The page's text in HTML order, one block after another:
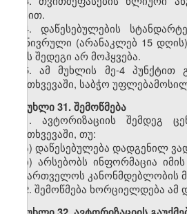
აქტით.
4. დაწესებულების
გონივრული (არანაკლებ 15
ამას შედეგი არ მოჰყვება.
5. ამ მუხლის მე-4 პუნქტით
შემთხვევაში, საბჭო
მუხლი31. შემოწმება
1. ავტორიზაციის შემდეგ
შემთხვევაში, თუ:
ა) დაწესებულება დადგენილ
ბ) არსებობს ინფორმაცია
საქართველოს კანონმდებლობის
2. შემოწმება ხორციელდება ამ